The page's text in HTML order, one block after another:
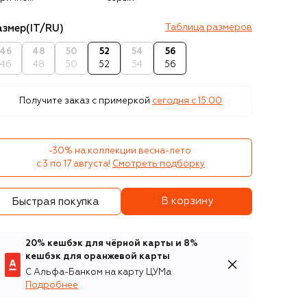
(IT/RU) Таблица размеров
46
46
48
48
50
50
52
52
54
54
56
56
Получите заказ с примеркой сегодня c 15:00
-30% на коллекции весна-лето
с 3 по 17 августа! Смотреть подборку
Быстрая покупка В корзину
20% кешбэк для чёрной карты и 8%
кешбэк для оранжевой карты
С Альфа-Банком на карту ЦУМа
Подробнее